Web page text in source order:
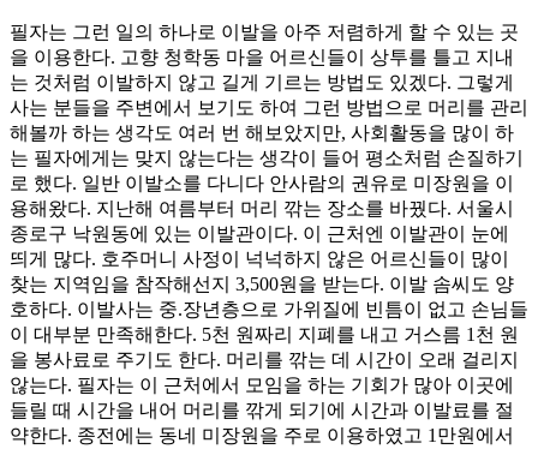
필자는 그런 일의 하나로 이발을 아주 저렴하게 할 수 있는 곳
을 이용한다. 고향 청학동 마을 어르신들이 상투를 틀고 지내
는 것처럼 이발하지 않고 길게 기르는 방법도 있겠다. 그렇게
사는 분들을 주변에서 보기도 하여 그런 방법으로 머리를 관리
해볼까 하는 생각도 여러 번 해보았지만, 사회활동을 많이 하
는 필자에게는 맞지 않는다는 생각이 들어 평소처럼 손질하기
로 했다. 일반 이발소를 다니다 안사람의 권유로 미장원을 이
용해왔다. 지난해 여름부터 머리 깎는 장소를 바꿨다. 서울시
종로구 낙원동에 있는 이발관이다. 이 근처엔 이발관이 눈에
띄게 많다. 호주머니 사정이 넉넉하지 않은 어르신들이 많이
찾는 지역임을 참작해선지 3,500원을 받는다. 이발 솜씨도 양
호하다. 이발사는 중.장년층으로 가위질에 빈틈이 없고 손님들
이 대부분 만족해한다. 5천 원짜리 지폐를 내고 거스름 1천 원
을 봉사료로 주기도 한다. 머리를 깎는 데 시간이 오래 걸리지
않는다. 필자는 이 근처에서 모임을 하는 기회가 많아 이곳에
들릴 때 시간을 내어 머리를 깎게 되기에 시간과 이발료를 절
약한다. 종전에는 동네 미장원을 주로 이용하였고 1만원에서